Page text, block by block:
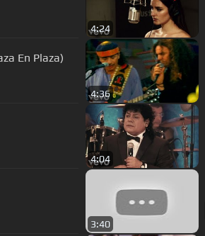
4:24
En Plaza)
4:36
4:04
3:40